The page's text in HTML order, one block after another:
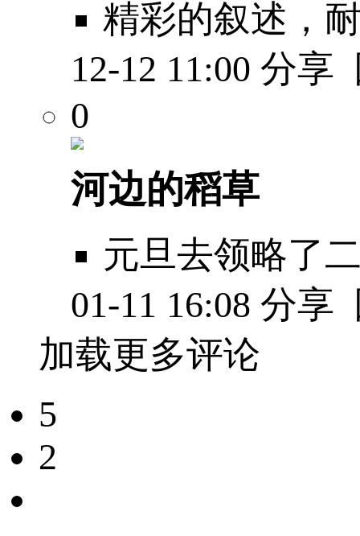
精彩的叙述，
12-12 11:00 分享
0
河边的稻草
元旦去领略了
01-11 16:08 分享
加载更多评论
5
2